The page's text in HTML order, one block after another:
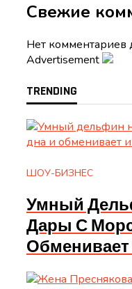
Свежие
Нет комментариев
Advertisement
TRENDING
ШОУ-БИЗНЕС
Умный
Дары С